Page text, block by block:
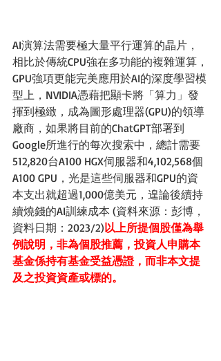
AI演算法需要極大量平行運算的晶片，
相比於傳統CPU強在多功能的複雜運算，
GPU強項更能完美應用於AI的深度學習模
型上，NVIDIA憑藉把顯卡將「算力」發
揮到極緻，成為圖形處理器(GPU)的領導
廠商，如果將目前的ChatGPT部署到
Google所進行的每次搜索中，總計需要
512,820台A100 HGX伺服器和4,102,568個
A100 GPU，光是這些伺服器和GPU的資
本支出就超過1,000億美元，遑論後續持
續燒錢的AI訓練成本 (資料來源：彭博，
資料日期：2023/2)以上所提個股僅為舉
例說明，非為個股推薦，投資人申購本
基金係持有基金受益憑證，而非本文提
及之投資資產或標的。